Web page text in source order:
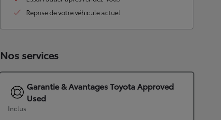
Reprise de votre véhicule actuel
Nos services
Garantie & Avantages Toyota Approved
Used
Inclus